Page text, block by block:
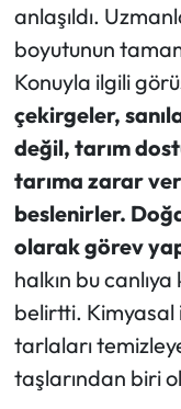
anlaşıldı.
boyutunun
Konuyla ilgili
çekirgeler,
değil, tarım
tarıma zarar
beslenirler.
olarak görev
halkın bu
belirtti.
tarlaları
taşlarından biri